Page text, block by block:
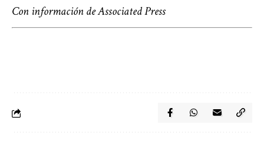
Con información de Associated Press